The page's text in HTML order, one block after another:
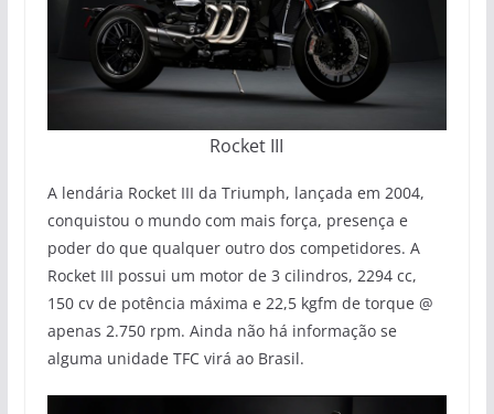
Rocket III
A lendária Rocket III da Triumph, lançada em 2004,
conquistou o mundo com mais força, presença e
poder do que qualquer outro dos competidores. A
Rocket III possui um motor de 3 cilindros, 2294 cc,
150 cv de potência máxima e 22,5 kgfm de torque @
apenas 2.750 rpm. Ainda não há informação se
alguma unidade TFC virá ao Brasil.